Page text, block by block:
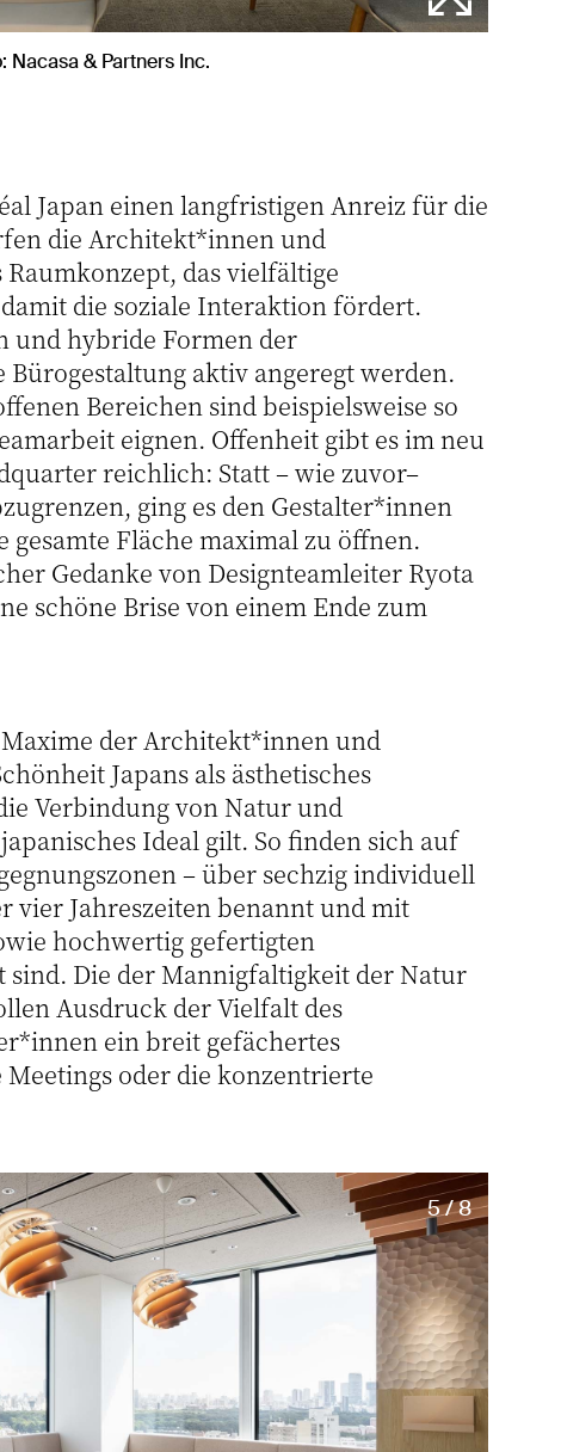
Nacasa & Partners Inc.
Japan einen langfristigen Anreiz für die
die Architekt*innen und
das vielfältige
die soziale Interaktion fördert.
und hybride Formen der
aktiv angeregt werden.
Bereichen sind beispielsweise so
eignen. Offenheit gibt es im neu
reichlich: Statt – wie zuvor–
ging es den Gestalter*innen
Fläche maximal zu öffnen.
Gedanke von Designteamleiter Ryota
schöne Brise von einem Ende zum
der Architekt*innen und
Japans als ästhetisches
Verbindung von Natur und
Ideal gilt. So finden sich auf
– über sechzig individuell
vier Jahreszeiten benannt und mit
hochwertig gefertigten
sind. Die der Mannigfaltigkeit der Natur
Ausdruck der Vielfalt des
ein breit gefächertes
oder die konzentrierte
5 / 8